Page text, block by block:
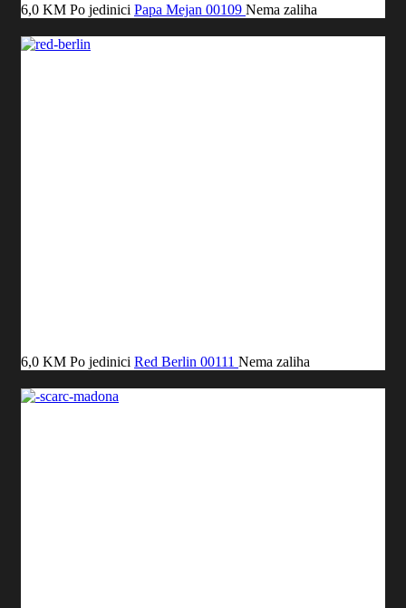
6,0 KM Po jedinici Papa Mejan 00109 Nema zaliha
6,0 KM Po jedinici Red Berlin 00111 Nema zaliha